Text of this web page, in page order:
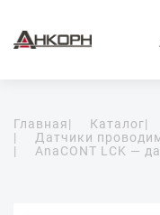
Главная| Каталог|
|
Датчики
|
AnaCONT LCK —